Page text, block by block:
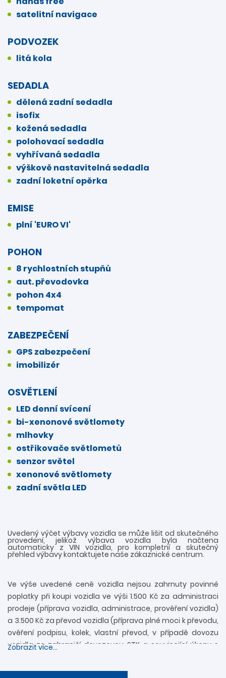
satelitní navigace
PODVOZEK
litá kola
SEDADLA
dělená zadní sedadla
isofix
kožená sedadla
polohovací sedadla
vyhřívaná sedadla
výškově nastavitelná sedadla
zadní loketní opěrka
EMISE
plní 'EURO VI'
POHON
8 rychlostních stupňů
aut. převodovka
pohon 4x4
tempomat
ZABEZPEČENÍ
GPS zabezpečení
imobilizér
OSVĚTLENÍ
LED denní svícení
bi-xenonové světlomety
mlhovky
ostřikovače světlometů
senzor světel
xenonové světlomety
zadní světla LED
Uvedený výčet výbavy vozidla se může lišit od skutečného
provedení, jelikož výbava vozidla byla načtena
automaticky z VIN vozidla, pro kompletní a skutečný
přehled výbavy kontaktujete naše zákaznické centrum.
Ve výše uvedené ceně vozidla nejsou zahrnuty povinné
poplatky při koupi vozidla ve výši 1.500 Kč za administraci
prodeje (příprava vozidla, administrace, prověření vozidla)
a 3.500 Kč za převod vozidla (příprava plné moci k převodu,
ověření podpisu, kolek, vlastní převod, v případě dovozu
vozidla ze zahraničí dovozovou STK a související úkony s
prostřednictvím zákaznické linky 739 34 34 34 či přímo v
Zobrazit více...